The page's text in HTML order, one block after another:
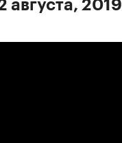
августа, 2019